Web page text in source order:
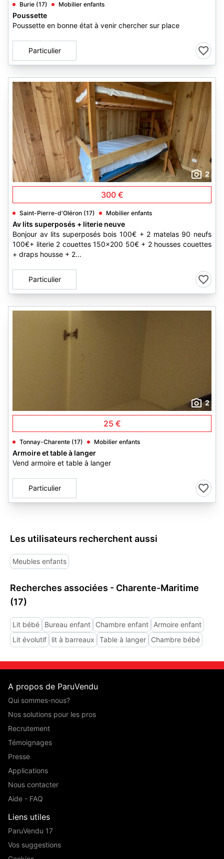
Burie (17) Mobilier enfants
Poussette
Poussette en bonne état à venir chercher sur place
Particulier
2
300 €
Saint-Pierre-d'Oléron (17) Mobilier enfants
Av lits superposés + literie neuve
Bonjour av lits superposés bois 100€ + 2 matelas 90 neufs
100€+ literie 2 couettes 150x200 50€ + 2 housses couettes
+ draps housse + 2...
Particulier
2
25 €
Tonnay-Charente (17) Mobilier enfants
Armoire et table à langer
Vend armoire et table à langer
Particulier
Les utilisateurs recherchent aussi
Meubles enfants
Recherches associées - Charente-Maritime
(17)
Lit bébé Bureau enfant Chambre enfant
Armoire enfant
Lit évolutif
lit à barreaux Table à langer Chambre bébé
A propos de ParuVendu
Qui sommes-nous?
Nos solutions pour les pros
Recrutement
Témoignages
Presse
Applications
Nous contacter
Aide - FAQ
Liens utiles
ParuVendu 17
Vos suggestions